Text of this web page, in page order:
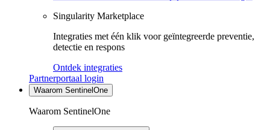
Singularity Marketplace
Integraties met één klik voor geïntegreerde preventie,
detectie en respons
Ontdek integraties
Partnerportaal login
Waarom SentinelOne
Waarom SentinelOne